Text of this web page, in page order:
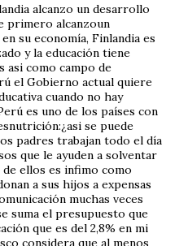
alcanzo un desarrollo
primero alcanzoun
su economía, Finlandia es
y la educación tiene
asi como campo de
el Gobierno actual quiere
cuando no hay
es uno de los países con
se puede
padres trabajan todo el día
que le ayuden a solventar
ellos es infimo como
a sus hijos a expensas
muchas veces
suma el presupuesto que
que es del 2,8% en mi
considera que al menos